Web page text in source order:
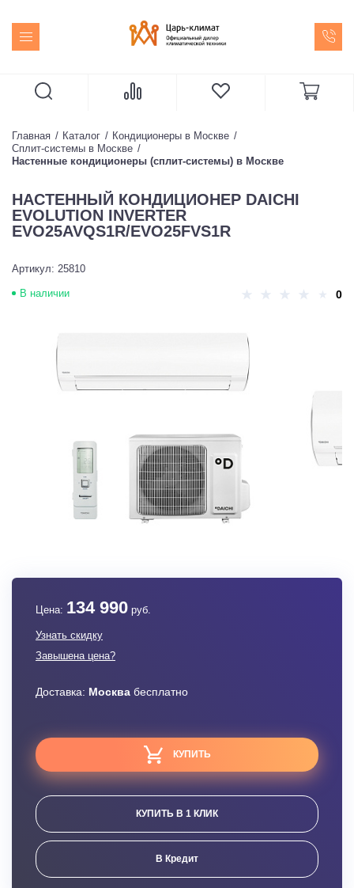
Главная Каталог
Кондиционеры в Москве
Сплит-системы в Москве
Настенные кондиционеры (сплит-системы) в Москве
НАСТЕННЫЙ КОНДИЦИОНЕР DAICHI
EVOLUTION INVERTER
EVO25AVQS1R/EVO25FVS1R
Артикул: 25810
В наличии 0
Цена: 134 990 руб.
Узнать скидку
Завышена цена?
Доставка: Москва бесплатно
КУПИТЬ
КУПИТЬ В 1 КЛИК
В Кредит